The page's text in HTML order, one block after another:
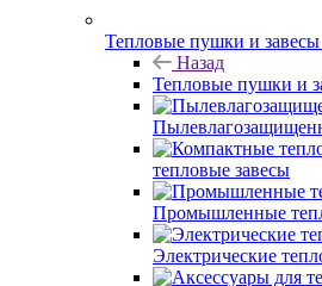
Тепловые пушки и завесы
Назад
Тепловые пушки и
тепловые завесы
Промышленные
Электрические